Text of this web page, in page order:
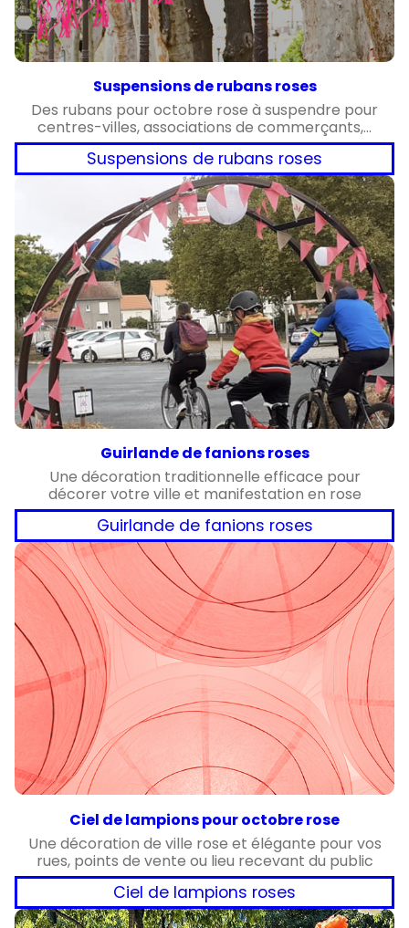
Suspensions de rubans roses
Des rubans pour octobre rose à suspendre pour
centres-villes, associations de commerçants,…
Suspensions de rubans roses
Guirlande de fanions roses
Une décoration traditionnelle efficace pour
décorer votre ville et manifestation en rose
Guirlande de fanions roses
Ciel de lampions pour octobre rose
Une décoration de ville rose et élégante pour vos
rues, points de vente ou lieu recevant du public
Ciel de lampions roses